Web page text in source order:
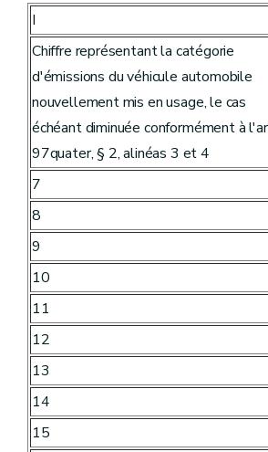
I
Chiffre représentant la catégorie
d'émissions du véhicule automobile
nouvellement mis en usage, le cas
échéant diminuée conformément à
97quater, § 2, alinéas 3 et 4
7
8
9
10
11
12
13
14
15